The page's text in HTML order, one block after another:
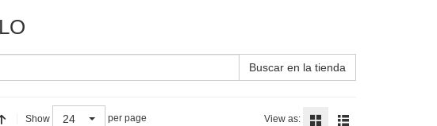
Buscar en la tienda
Show 24 per page View as: